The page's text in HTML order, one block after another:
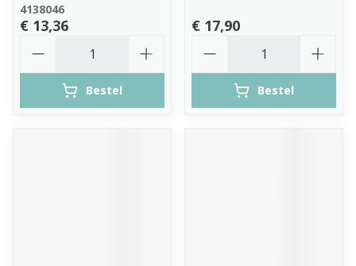
4138046
€ 13,36
Bestel
€ 17,90
Bestel